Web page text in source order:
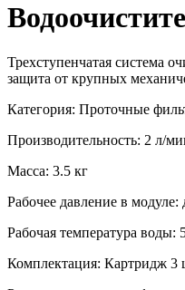
Трехступенчатая система
защита от крупных
Категория: Проточные
Производительность: 2 л/
Масса: 3.5 кг
Рабочее давление в модуле:
Рабочая температура воды:
Комплектация: Картридж 3